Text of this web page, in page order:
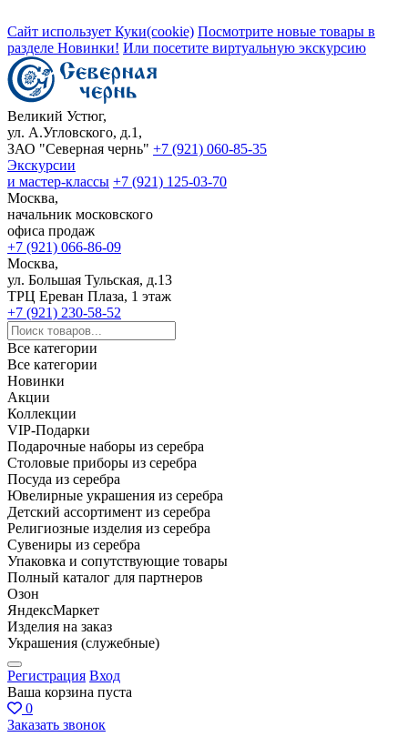
Сайт использует Куки(cookie) Посмотрите новые товары в
разделе Новинки! Или посетите виртуальную экскурсию
Великий Устюг,
ул. А.Угловского, д.1,
ЗАО "Северная чернь" +7 (921) 060-85-35
Экскурсии
и мастер-классы +7 (921) 125-03-70
Москва,
начальник московского
офиса продаж
+7 (921) 066-86-09
Москва,
ул. Большая Тульская, д.13
ТРЦ Ереван Плаза, 1 этаж
+7 (921) 230-58-52
Все категории
Все категории
Новинки
Акции
Коллекции
VIP-Подарки
Подарочные наборы из серебра
Столовые приборы из серебра
Посуда из серебра
Ювелирные украшения из серебра
Детский ассортимент из серебра
Религиозные изделия из серебра
Сувениры из серебра
Упаковка и сопутствующие товары
Полный каталог для партнеров
Озон
ЯндексМаркет
Изделия на заказ
Украшения (служебные)
Регистрация Вход
Ваша корзина пуста
0
Заказать звонок